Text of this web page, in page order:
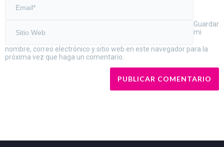
Guardar
mi
nombre, correo electrónico y sitio web en este navegador para la
próxima vez que haga un comentario.